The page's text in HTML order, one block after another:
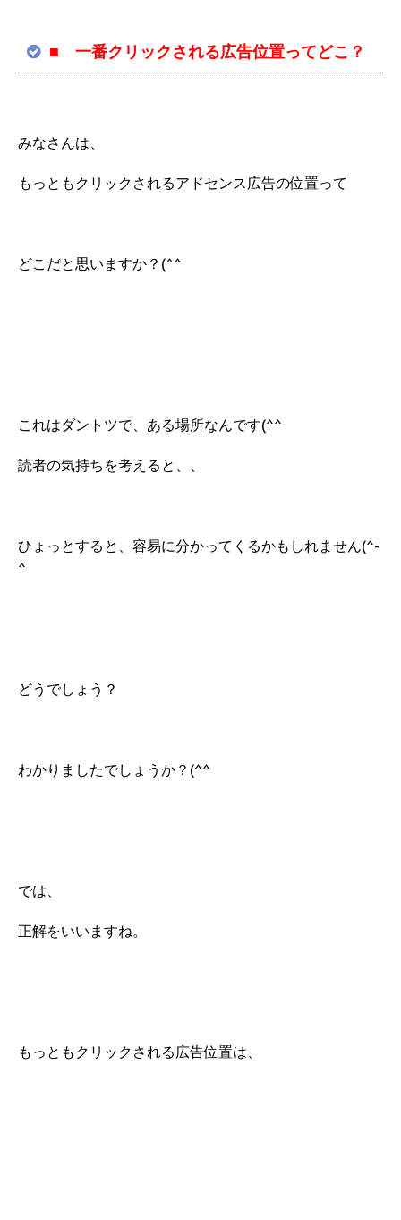
■ 一番クリックされる広告位置ってどこ？
みなさんは、
もっともクリックされるアドセンス広告の位置って
どこだと思いますか？(^^
これはダントツで、ある場所なんです(^^
読者の気持ちを考えると、、
ひょっとすると、容易に分かってくるかもしれません(^-
^
どうでしょう？
わかりましたでしょうか？(^^
では、
正解をいいますね。
もっともクリックされる広告位置は、